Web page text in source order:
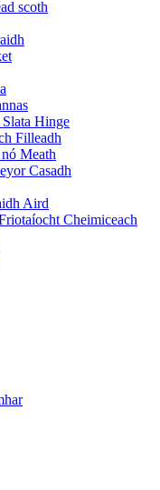
scoth
Hinge
Filleadh
Meath
Casadh
Aird
Cheimiceach